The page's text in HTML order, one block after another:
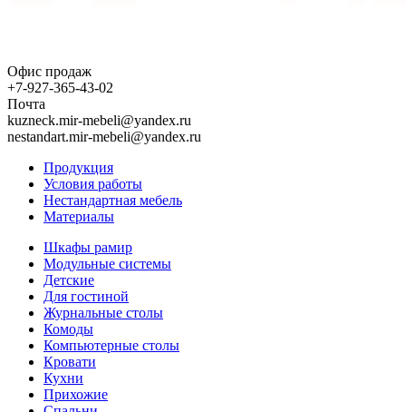
Офис продаж
+7-927-365-43-02
Почта
kuzneck.mir-mebeli@yandex.ru
nestandart.mir-mebeli@yandex.ru
Продукция
Условия работы
Нестандартная мебель
Материалы
Шкафы рамир
Модульные системы
Детские
Для гостиной
Журнальные столы
Комоды
Компьютерные столы
Кровати
Кухни
Прихожие